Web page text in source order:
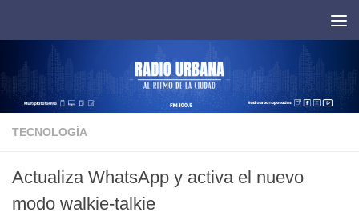
TECNOLOGÍA
Actualiza WhatsApp y activa el nuevo
modo walkie-talkie